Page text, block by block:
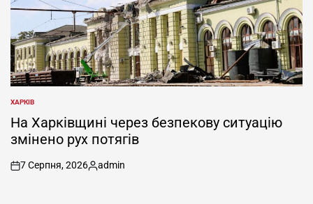
ОПУБЛІКУВАТИ
У
ХАРКІВ
На Харківщині через безпекову ситуацію
змінено рух потягів
on
7 Серпня, 2026
Опубліковано
admin